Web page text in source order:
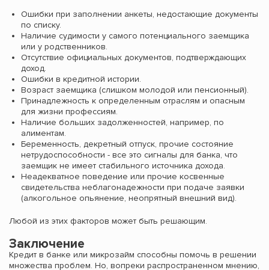
Ошибки при заполнении анкеты, недостающие документы
по списку.
Наличие судимости у самого потенциального заемщика
или у родственников.
Отсутствие официальных документов, подтверждающих
доход.
Ошибки в кредитной истории.
Возраст заемщика (слишком молодой или пенсионный).
Принадлежность к определенным отраслям и опасным
для жизни профессиям.
Наличие больших задолженностей, например, по
алиментам.
Беременность, декретный отпуск, прочие состояние
нетрудоспособности - все это сигналы для банка, что
заемщик не имеет стабильного источника дохода.
Неадекватное поведение или прочие косвенные
свидетельства неблагонадежности при подаче заявки
(алкогольное опьянение, неопрятный внешний вид).
Любой из этих факторов может быть решающим.
Заключение
Кредит в банке или микрозайм способны помочь в решении
множества проблем. Но, вопреки распространенном мнению,